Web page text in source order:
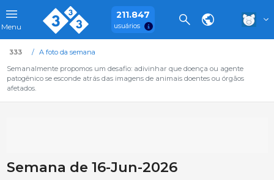
Menu
211.847
usuários
333
A foto da semana
Semanalmente propomos um desafio: adivinhar que doença ou agente
patogênico se esconde atrás das imagens de animais doentes ou órgãos
afetados.
Semana de 16-Jun-2026